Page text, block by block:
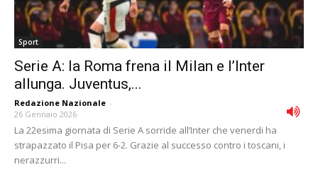
Sport
Serie A: la Roma frena il Milan e l’Inter
allunga. Juventus,...
Redazione Nazionale -
26 Gennaio 2026
La 22esima giornata di Serie A sorride all’Inter che venerdi ha
strapazzato il Pisa per 6-2. Grazie al successo contro i toscani, i
nerazzurri...